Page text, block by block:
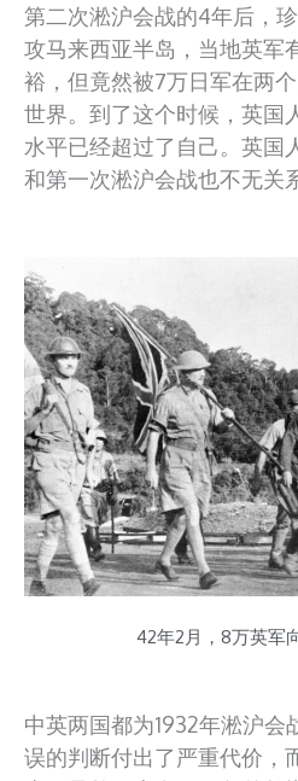
第二次淞沪会战的4年后，
攻马来西亚半岛，当地英军
裕，但竟然被7万日军在两
世界。到了这个时候，英国
水平已经超过了自己。英国
和第一次淞沪会战也不无关
42年2月，8万英军
中英两国都为1932年淞沪会
误的判断付出了严重代价，